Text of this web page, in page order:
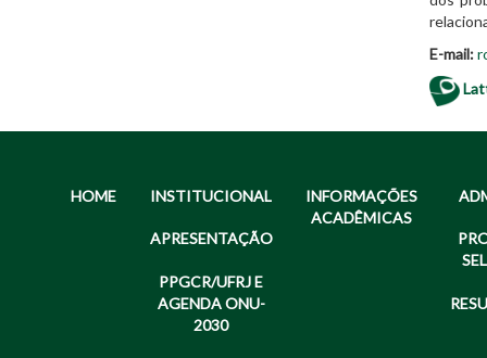
E-mail:
HOME INSTITUCIONAL
APRESENTAÇÃO
PPGCR/UFRJ E
AGENDA ONU-
2030
INFORMAÇÕES
ACADÊMICAS